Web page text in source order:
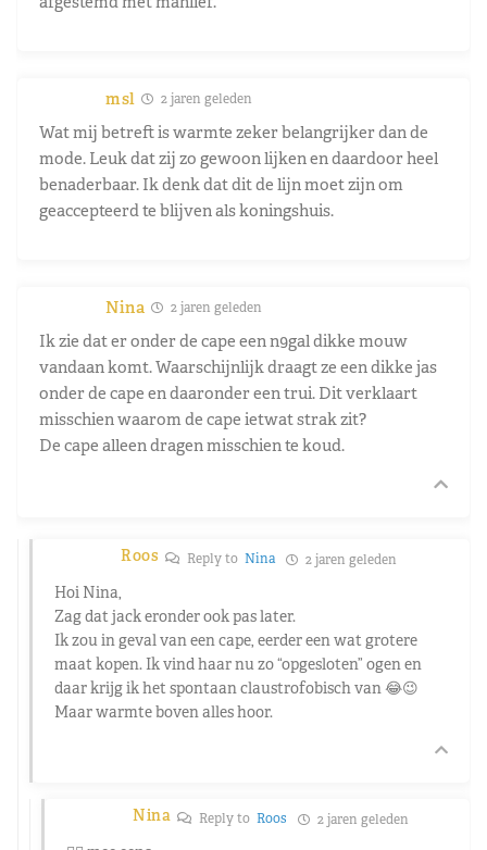
msl 2 jaren geleden
Wat mij betreft is warmte zeker belangrijker dan de
mode. Leuk dat zij zo gewoon lijken en daardoor heel
benaderbaar. Ik denk dat dit de lijn moet zijn om
geaccepteerd te blijven als koningshuis.
Nina 2 jaren geleden
Ik zie dat er onder de cape een n9gal dikke mouw
vandaan komt. Waarschijnlijk draagt ze een dikke jas
onder de cape en daaronder een trui. Dit verklaart
misschien waarom de cape ietwat strak zit?
De cape alleen dragen misschien te koud.
Roos Reply to Nina 2 jaren geleden
Hoi Nina,
Zag dat jack eronder ook pas later.
Ik zou in geval van een cape, eerder een wat grotere
maat kopen. Ik vind haar nu zo “opgesloten” ogen en
daar krijg ik het spontaan claustrofobisch van 😂😉
Maar warmte boven alles hoor.
Nina Reply to Roos 2 jaren geleden